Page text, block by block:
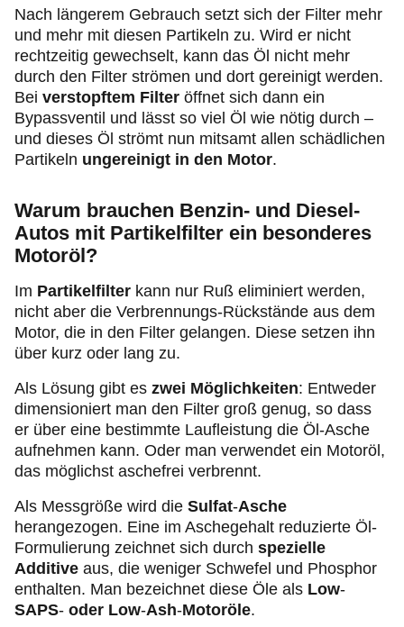
Nach längerem Gebrauch setzt sich der Filter mehr
und mehr mit diesen Partikeln zu. Wird er nicht
rechtzeitig gewechselt, kann das Öl nicht mehr
durch den Filter strömen und dort gereinigt werden.
Bei verstopftem Filter öffnet sich dann ein
Bypassventil und lässt so viel Öl wie nötig durch –
und dieses Öl strömt nun mitsamt allen schädlichen
Partikeln ungereinigt in den Motor.
Warum brauchen Benzin- und Diesel-
Autos mit Partikelfilter ein besonderes
Motoröl?
Im Partikelfilter kann nur Ruß eliminiert werden,
nicht aber die Verbrennungs-Rückstände aus dem
Motor, die in den Filter gelangen. Diese setzen ihn
über kurz oder lang zu.
Als Lösung gibt es zwei Möglichkeiten: Entweder
dimensioniert man den Filter groß genug, so dass
er über eine bestimmte Laufleistung die Öl-Asche
aufnehmen kann. Oder man verwendet ein Motoröl,
das möglichst aschefrei verbrennt.
Als Messgröße wird die Sulfat-Asche
herangezogen. Eine im Aschegehalt reduzierte Öl-
Formulierung zeichnet sich durch spezielle
Additive aus, die weniger Schwefel und Phosphor
enthalten. Man bezeichnet diese Öle als Low-
SAPS- oder Low-Ash-Motoröle.